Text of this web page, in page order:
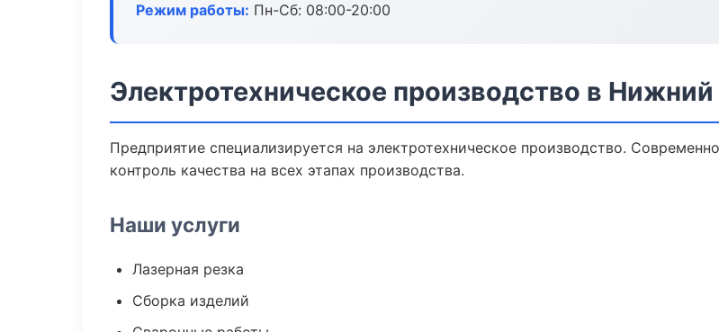
Режим работы: Пн-Сб: 08:00-20:00
Электротехническое производство в
Предприятие специализируется на электротехническое производство.
контроль качества на всех этапах производства.
Наши услуги
Лазерная резка
Сборка изделий